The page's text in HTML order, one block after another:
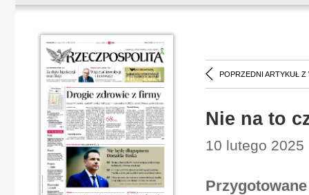
POPRZEDNI ARTYKUŁ Z
Nie na to
10 lutego